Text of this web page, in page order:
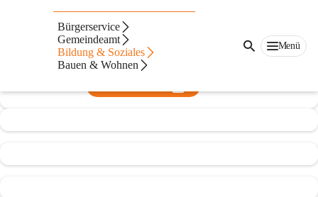
Bürgerservice
Gemeindeamt
Bildung & Soziales
Bauen & Wohnen
Menü
Kindergarten Batschuns
@kindergarten-batschuns
Kindergarten